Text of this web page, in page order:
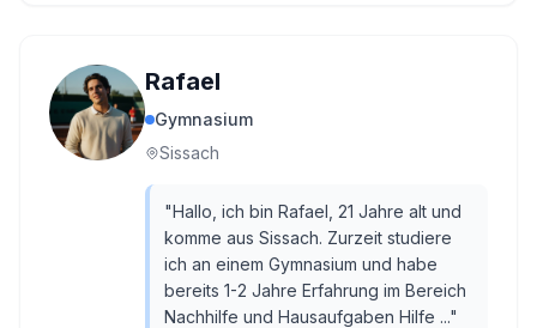
Rafael
Gymnasium
Sissach
"Hallo, ich bin Rafael, 21 Jahre alt und
komme aus Sissach. Zurzeit studiere
ich an einem Gymnasium und habe
bereits 1-2 Jahre Erfahrung im Bereich
Nachhilfe und Hausaufgaben Hilfe ..."